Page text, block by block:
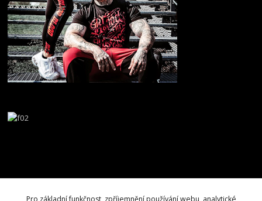
Pro základní funkčnost, zpříjemnění používání webu, analytické